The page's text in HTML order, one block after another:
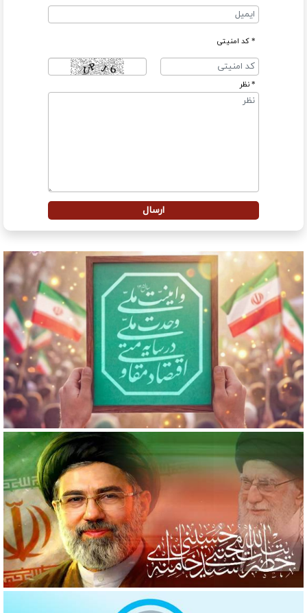
* کد امنیتی
* نظر